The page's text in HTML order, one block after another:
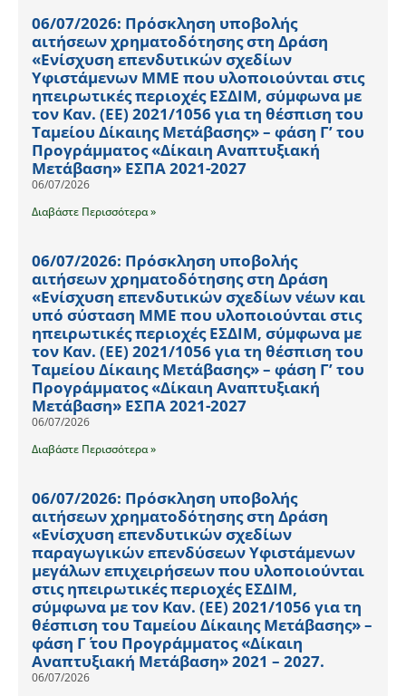
06/07/2026: Πρόσκληση υποβολής
αιτήσεων χρηματοδότησης στη Δράση
«Ενίσχυση επενδυτικών σχεδίων
Υφιστάμενων ΜΜΕ που υλοποιούνται στις
ηπειρωτικές περιοχές ΕΣΔΙΜ, σύμφωνα με
τον Καν. (ΕΕ) 2021/1056 για τη θέσπιση του
Ταμείου Δίκαιης Μετάβασης» – φάση Γ’ του
Προγράμματος «Δίκαιη Αναπτυξιακή
Μετάβαση» ΕΣΠΑ 2021-2027
06/07/2026
Διαβάστε Περισσότερα »
06/07/2026: Πρόσκληση υποβολής
αιτήσεων χρηματοδότησης στη Δράση
«Ενίσχυση επενδυτικών σχεδίων νέων και
υπό σύσταση ΜΜΕ που υλοποιούνται στις
ηπειρωτικές περιοχές ΕΣΔΙΜ, σύμφωνα με
τον Καν. (ΕΕ) 2021/1056 για τη θέσπιση του
Ταμείου Δίκαιης Μετάβασης» – φάση Γ’ του
Προγράμματος «Δίκαιη Αναπτυξιακή
Μετάβαση» ΕΣΠΑ 2021-2027
06/07/2026
Διαβάστε Περισσότερα »
06/07/2026: Πρόσκληση υποβολής
αιτήσεων χρηματοδότησης στη Δράση
«Ενίσχυση επενδυτικών σχεδίων
παραγωγικών επενδύσεων Υφιστάμενων
μεγάλων επιχειρήσεων που υλοποιούνται
στις ηπειρωτικές περιοχές ΕΣΔΙΜ,
σύμφωνα με τον Καν. (ΕΕ) 2021/1056 για τη
θέσπιση του Ταμείου Δίκαιης Μετάβασης» –
φάση Γ΄ του Προγράμματος «Δίκαιη
Αναπτυξιακή Μετάβαση» 2021 – 2027.
06/07/2026